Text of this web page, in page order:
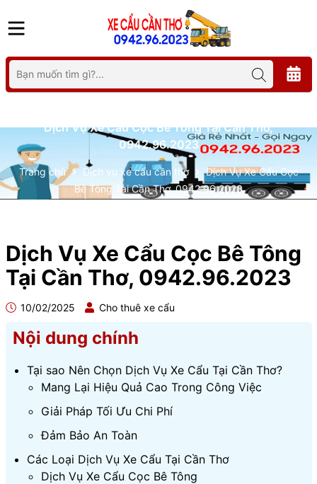
Dịch Vụ Xe Cẩu Cọc Bê Tông Tại Cần Thơ,
0942.96.2023
Trang chủ Dịch vụ xe cẩu cần thơ
Dịch Vụ Xe Cẩu Cọc
Bê Tông Tại Cần Thơ, 0942.96.2023
Dịch Vụ Xe Cẩu Cọc Bê Tông
Tại Cần Thơ, 0942.96.2023
10/02/2025 Cho thuê xe cẩu
Nội dung chính
Tại sao Nên Chọn Dịch Vụ Xe Cẩu Tại Cần Thơ?
Mang Lại Hiệu Quả Cao Trong Công Việc
Giải Pháp Tối Ưu Chi Phí
Đảm Bảo An Toàn
Các Loại Dịch Vụ Xe Cẩu Tại Cần Thơ
Dịch Vụ Xe Cẩu Cọc Bê Tông